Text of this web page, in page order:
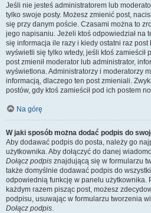
Jeśli nie jesteś administratorem lub
tylko swoje posty. Możesz zmienić post,
się przy danym poście. Czasami można to
jego napisaniu. Jeżeli ktoś odpowiedział na
się informacja ile razy i kiedy ostatni raz post
wyświetli się tylko wtedy, jeśli ktoś zamieścił
post zmienił moderator lub administrator,
wyświetlona. Administratorzy i moderatorzy
informacją, dlaczego ten post zmieniali.
postów, gdy ktoś zamieścił pod ich postem
Na górę
W jaki sposób można dodać podpis do
Aby dodawać podpis do posta, należy go
użytkownika. Aby dołączyć do danej
Dołącz podpis znajdującą się w formularzu
także domyślnie dodawać podpis do
odpowiednią funkcję w panelu użytkownika.
każdym razem pisząc post, możesz
podpisu, usuwając w formularzu tworzenia
Dołącz podpis.